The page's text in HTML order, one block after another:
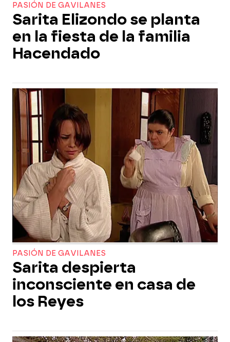
PASIÓN DE GAVILANES
Sarita Elizondo se planta
en la fiesta de la familia
Hacendado
PASIÓN DE GAVILANES
Sarita despierta
inconsciente en casa de
los Reyes